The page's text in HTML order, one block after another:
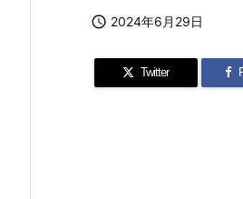
 2024年6月29日
Twitter